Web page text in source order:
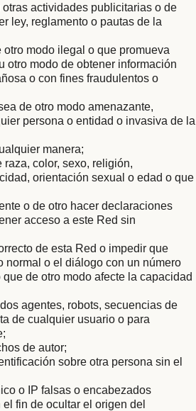
actividades publicitarias o de
ley, reglamento o pautas de la
modo ilegal o que promueva
modo de obtener información
o con fines fraudulentos o
de otro modo amenazante,
persona o entidad o invasiva de la
manera;
color, sexo, religión,
orientación sexual o edad o que
o de otro hacer declaraciones
acceso a este Red sin
de esta Red o impedir que
normal o el diálogo con un número
de otro modo afecte la capacidad
agentes, robots, secuencias de
de cualquier usuario o para
de autor;
sobre otra persona sin el
o IP falsas o encabezados
fin de ocultar el origen del